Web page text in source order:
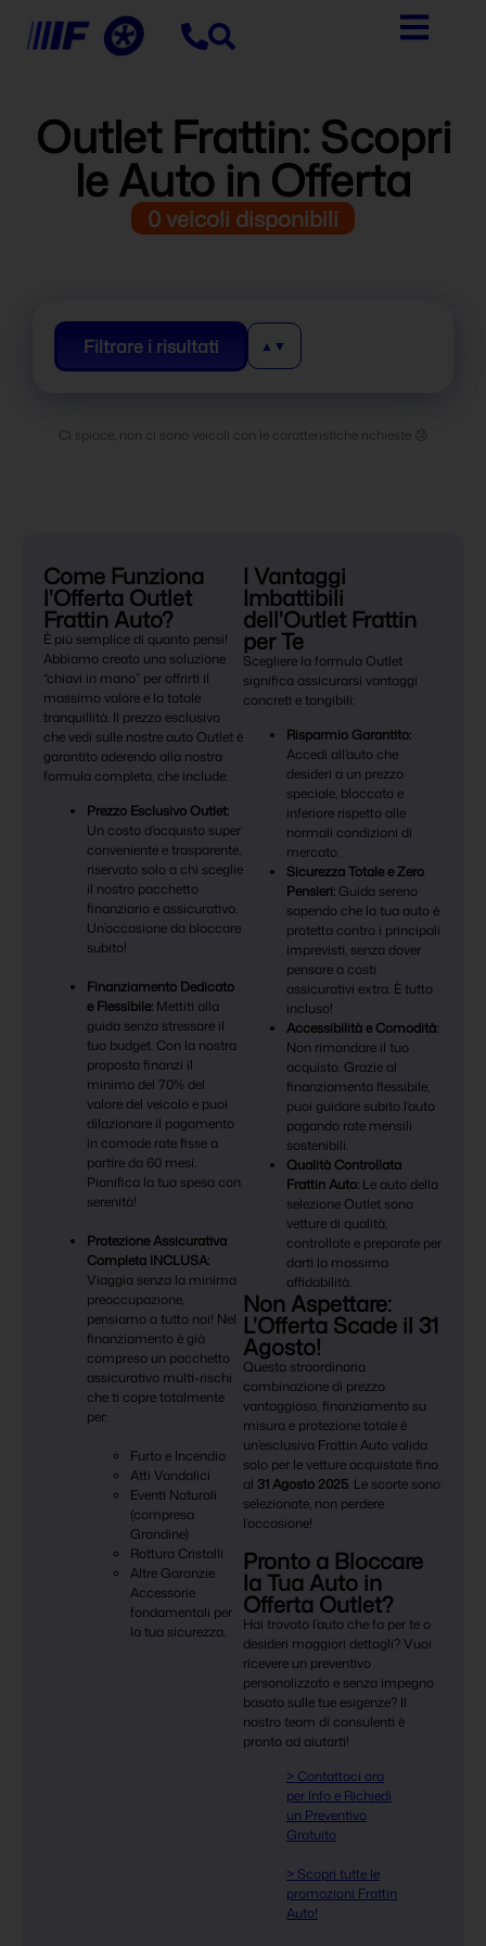
Outlet Frattin: Scopri
le Auto in Offerta
0 veicoli disponibili
Filtrare i risultati
Ci spiace, non ci sono veicoli con le caratteristiche richieste 😞
Come Funziona
l'Offerta Outlet
Frattin Auto?
È più semplice di quanto pensi!
Abbiamo creato una soluzione
“chiavi in mano” per offrirti il
massimo valore e la totale
tranquillità. Il prezzo esclusivo
che vedi sulle nostre auto Outlet è
garantito aderendo alla nostra
formula completa, che include:
Prezzo Esclusivo Outlet:
Un costo d’acquisto super
conveniente e trasparente,
riservato solo a chi sceglie
il nostro pacchetto
finanziario e assicurativo.
Un’occasione da bloccare
subito!
Finanziamento Dedicato
e Flessibile: Mettiti alla
guida senza stressare il
tuo budget. Con la nostra
proposta finanzi il
minimo del 70% del
valore del veicolo e puoi
dilazionare il pagamento
in comode rate fisse a
partire da 60 mesi.
Pianifica la tua spesa con
serenità!
Protezione Assicurativa
Completa INCLUSA:
Viaggia senza la minima
preoccupazione,
pensiamo a tutto noi! Nel
finanziamento è già
compreso un pacchetto
assicurativo multi-rischi
che ti copre totalmente
per:
Furto e Incendio
Atti Vandalici
Eventi Naturali
(compresa
Grandine)
Rottura Cristalli
Altre Garanzie
Accessorie
fondamentali per
la tua sicurezza.
I Vantaggi
Imbattibili
dell'Outlet Frattin
per Te
Scegliere la formula Outlet
significa assicurarsi vantaggi
concreti e tangibili:
Risparmio Garantito:
Accedi all’auto che
desideri a un prezzo
speciale, bloccato e
inferiore rispetto alle
normali condizioni di
mercato.
Sicurezza Totale e Zero
Pensieri: Guida sereno
sapendo che la tua auto è
protetta contro i principali
imprevisti, senza dover
pensare a costi
assicurativi extra. È tutto
incluso!
Accessibilità e Comodità:
Non rimandare il tuo
acquisto. Grazie al
finanziamento flessibile,
puoi guidare subito l’auto
pagando rate mensili
sostenibili.
Qualità Controllata
Frattin Auto: Le auto della
selezione Outlet sono
vetture di qualità,
controllate e preparate per
darti la massima
affidabilità.
Non Aspettare:
L'Offerta Scade il 31
Agosto!
Questa straordinaria
combinazione di prezzo
vantaggioso, finanziamento su
misura e protezione totale è
un’esclusiva Frattin Auto valida
solo per le vetture acquistate fino
al 31 Agosto 2025. Le scorte sono
selezionate, non perdere
l’occasione!
Pronto a Bloccare
la Tua Auto in
Offerta Outlet?
Hai trovato l’auto che fa per te o
desideri maggiori dettagli? Vuoi
ricevere un preventivo
personalizzato e senza impegno
basato sulle tue esigenze? Il
nostro team di consulenti è
pronto ad aiutarti!
> Contattaci ora
per Info e Richiedi
un Preventivo
Gratuito
> Scopri tutte le
promozioni Frattin
Auto!